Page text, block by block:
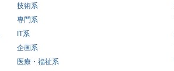
技術系
専門系
IT系
企画系
医療・福祉系